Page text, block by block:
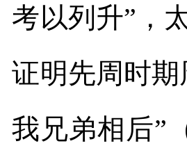
考以列升”，
证明先周时
我兄弟相后”